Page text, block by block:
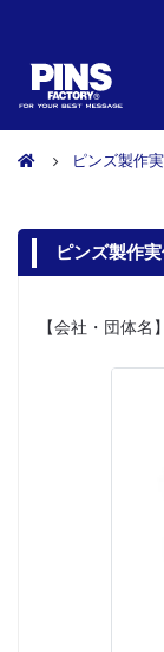
ピンズ製作
ピンズ製作
【会社・団体